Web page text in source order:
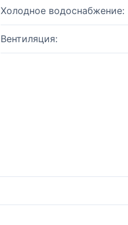
Холодное водоснабжение:
Вентиляция: